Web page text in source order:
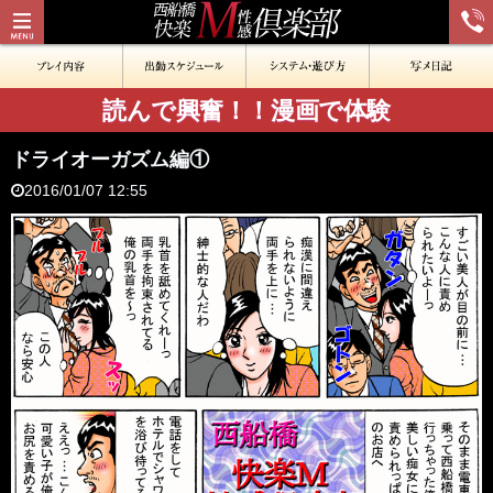
読んで興奮！！漫画で体験
ドライオーガズム編①
2016/01/07 12:55